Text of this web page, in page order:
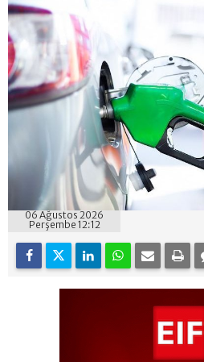
06 Ağustos 2026
Perşembe 12:12